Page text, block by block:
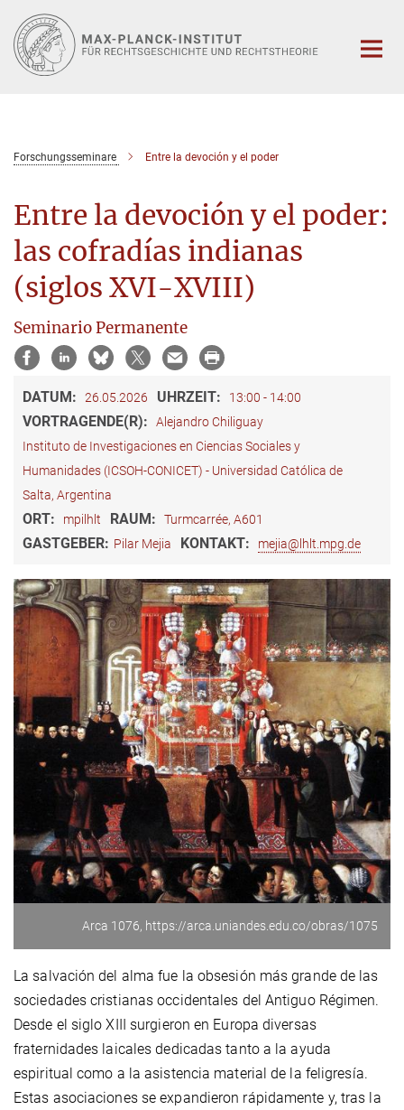
Hauptinhalt
Forschungsseminare Entre la devoción y el poder
Entre la devoción y el poder:
las cofradías indianas
(siglos XVI-XVIII)
Seminario Permanente
DATUM: 26.05.2026 UHRZEIT: 13:00 - 14:00
VORTRAGENDE(R):
Alejandro Chiliguay
Instituto de Investigaciones en Ciencias Sociales y
Humanidades (ICSOH-CONICET) - Universidad Católica de
Salta, Argentina
ORT: mpilhlt RAUM: Turmcarrée, A601
GASTGEBER: ​Pilar Mejia KONTAKT: mejia@lhlt.mpg.de
Arca 1076, https://arca.uniandes.edu.co/obras/1075
La salvación del alma fue la obsesión más grande de las
sociedades cristianas occidentales del Antiguo Régimen.
Desde el siglo XIII surgieron en Europa diversas
fraternidades laicales dedicadas tanto a la ayuda
espiritual como a la asistencia material de la feligresía.
Estas asociaciones se expandieron rápidamente y, tras la